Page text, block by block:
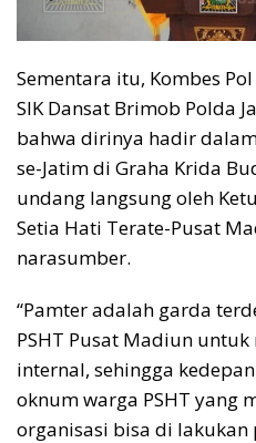
Sementara itu, Kombes
SIK Dansat Brimob Polda
bahwa dirinya hadir
se-Jatim di Graha Krida
undang langsung oleh
Setia Hati Terate-Pusat
narasumber.
“Pamter adalah garda
PSHT Pusat Madiun
internal, sehingga
oknum warga PSHT yang
organisasi bisa di lakukan